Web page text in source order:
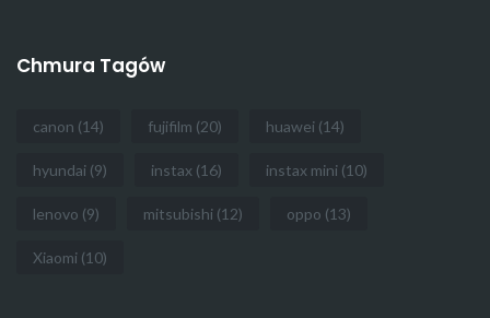
Chmura Tagów
canon (14) fujifilm (20) huawei (14)
hyundai (9) instax (16) instax mini (10)
lenovo (9) mitsubishi (12) oppo (13)
Xiaomi (10)